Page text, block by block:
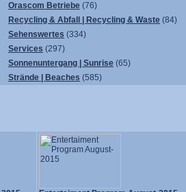
Orascom Betriebe (76)
Recycling & Abfall | Recycling & Waste (84)
Sehenswertes (334)
Services (297)
Sonnenuntergang | Sunrise (65)
Strände | Beaches (585)